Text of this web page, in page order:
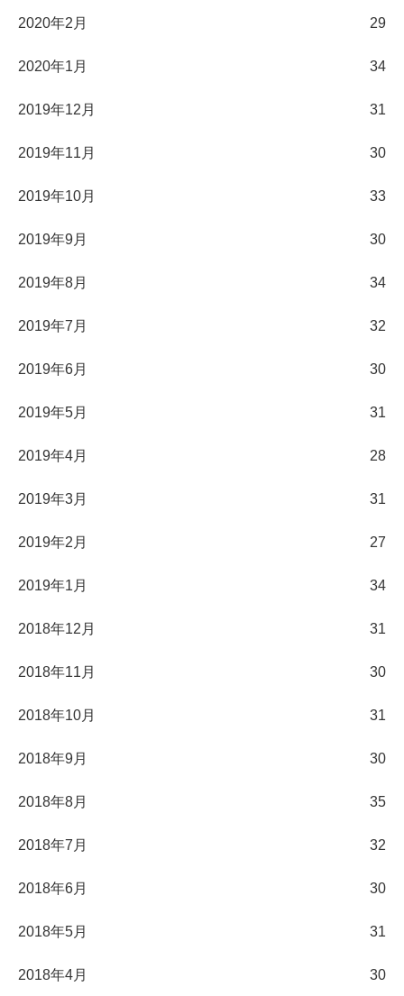
2020年2月 29
2020年1月 34
2019年12月 31
2019年11月 30
2019年10月 33
2019年9月 30
2019年8月 34
2019年7月 32
2019年6月 30
2019年5月 31
2019年4月 28
2019年3月 31
2019年2月 27
2019年1月 34
2018年12月 31
2018年11月 30
2018年10月 31
2018年9月 30
2018年8月 35
2018年7月 32
2018年6月 30
2018年5月 31
2018年4月 30